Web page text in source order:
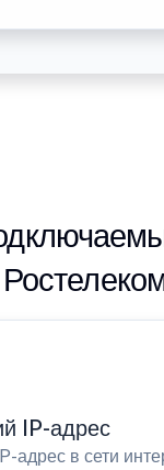
IP-адрес
адрес в сети